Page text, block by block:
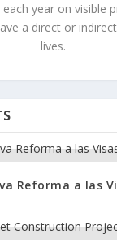
year on visible
a direct or
lives.
Reforma a las